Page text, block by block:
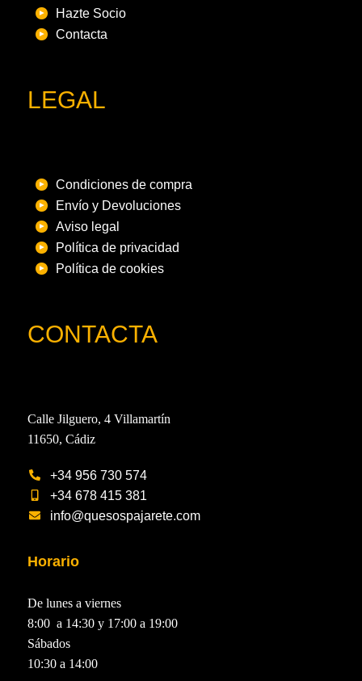
Hazte Socio
Contacta
LEGAL
Condiciones de compra
Envío y Devoluciones
Aviso legal
Política de privacidad
Política de cookies
CONTACTA
Calle Jilguero, 4 Villamartín
11650, Cádiz
+34 956 730 574
+34 678 415 381
info@quesospajarete.com
Horario
De lunes a viernes
8:00 a 14:30 y 17:00 a 19:00
Sábados
10:30 a 14:00